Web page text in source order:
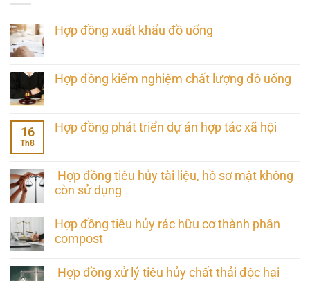
Hợp đồng xuất khẩu đồ uống
Hợp đồng kiểm nghiệm chất lượng đồ uống
16
Th8
Hợp đồng phát triển dự án hợp tác xã hội
Hợp đồng tiêu hủy tài liệu, hồ sơ mật không
còn sử dụng
Hợp đồng tiêu hủy rác hữu cơ thành phân
compost
Hợp đồng xử lý tiêu hủy chất thải độc hại